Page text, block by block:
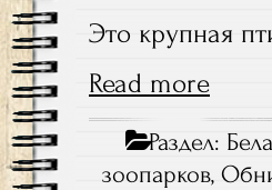
Это крупная
Read more
Раздел:
зоопарков,